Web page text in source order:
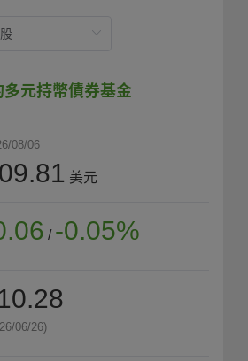
元持幣債券基金
08/06
美元
/ -0.05%
06/26)